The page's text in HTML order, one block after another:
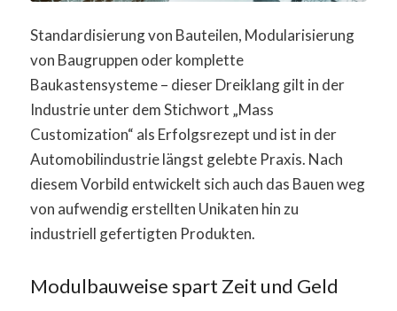
Standardisierung von Bauteilen, Modularisierung
von Baugruppen oder komplette
Baukastensysteme – dieser Dreiklang gilt in der
Industrie unter dem Stichwort „Mass
Customization“ als Erfolgsrezept und ist in der
Automobilindustrie längst gelebte Praxis. Nach
diesem Vorbild entwickelt sich auch das Bauen weg
von aufwendig erstellten Unikaten hin zu
industriell gefertigten Produkten.
Modulbauweise spart Zeit und Geld